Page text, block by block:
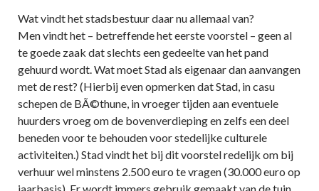
Wat vindt het stadsbestuur daar nu allemaal van?
Men vindt het – betreffende het eerste voorstel – geen al
te goede zaak dat slechts een gedeelte van het pand
gehuurd wordt. Wat moet Stad als eigenaar dan aanvangen
met de rest? (Hierbij even opmerken dat Stad, in casu
schepen de BÃ©thune, in vroeger tijden aan eventuele
huurders vroeg om de bovenverdieping en zelfs een deel
beneden voor te behouden voor stedelijke culturele
activiteiten.) Stad vindt het bij dit voorstel redelijk om bij
verhuur wel minstens 2.500 euro te vragen (30.000 euro op